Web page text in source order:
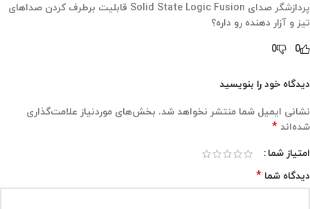
پردازشگر صدای Solid State Logic Fusion قابلیت برطرف کردن صداهای
تیز و آزار دهنده رو داره؟
0
0
دیدگاه خود را بنویسید
نشانی ایمیل شما منتشر نخواهد شد. بخش‌های موردنیاز علامت‌گذاری
شده‌اند *
امتیاز شما
دیدگاه شما *